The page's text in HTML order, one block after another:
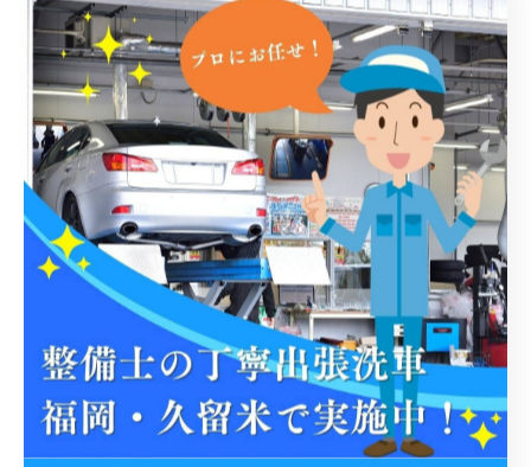
< 前のページ 一覧に戻る 次のページ >
関連タグ
#出張洗車 #丁寧
#3pH洗車
#ホイール洗浄
#福岡
#洗車検定
#普通自動車
#軽自動車 #水垢